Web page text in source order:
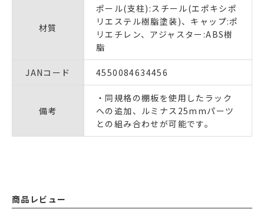
材質
ポール(支柱):スチール(エポキシポ
リエステル樹脂塗装)、キャップ:ポ
リエチレン、アジャスター:ABS樹
脂
JANコード 4550084634456
備考
・同規格の棚板を使用したラック
への追加、ルミナス25mmパーツ
との組み合わせが可能です。
商品レビュー